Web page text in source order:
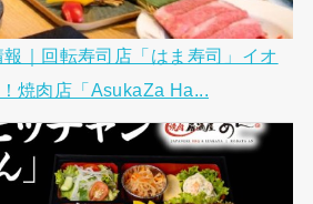
報｜回転寿司店「はま寿司」イオ
焼肉店「AsukaZa Ha...